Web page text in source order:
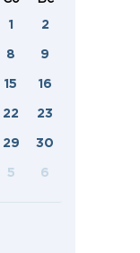
1 2
8 9
15 16
22 23
29 30
5 6